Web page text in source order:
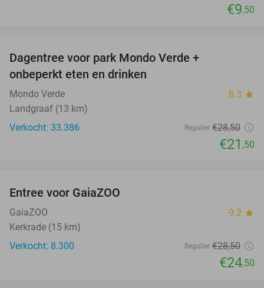
€9,50
Dagentree voor park Mondo Verde +
onbeperkt eten en drinken
Mondo Verde 8.3 star
Landgraaf (13 km)
Verkocht: 33.386
Regulier €28,50
€21 ,50
Entree voor GaiaZOO
GaiaZOO 9.2 star
Kerkrade (15 km)
Verkocht: 8.300
Regulier €28,50
€24,50